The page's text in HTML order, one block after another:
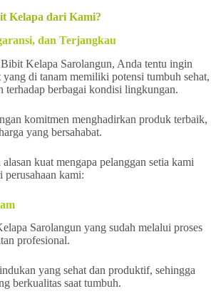
Kelapa dari Kami?
dan Terjangkau
Kelapa Sarolangun, Anda tentu ingin
di tanam memiliki potensi tumbuh sehat,
terhadap berbagai kondisi lingkungan.
komitmen menghadirkan produk terbaik,
yang bersahabat.
kuat mengapa pelanggan setia kami
kami:
Sarolangun yang sudah melalui proses
profesional.
yang sehat dan produktif, sehingga
berkualitas saat tumbuh.